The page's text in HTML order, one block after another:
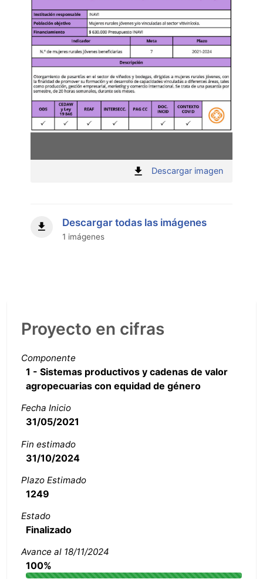
Descargar imagen:
Descargar todas las imágenes
1 imágenes
Proyecto en cifras
Componente
1 - Sistemas productivos y cadenas de valor
agropecuarias con equidad de género
Fecha Inicio
31/05/2021
Fin estimado
31/10/2024
Plazo Estimado
1249
Estado
Finalizado
Avance al 18/11/2024
100%